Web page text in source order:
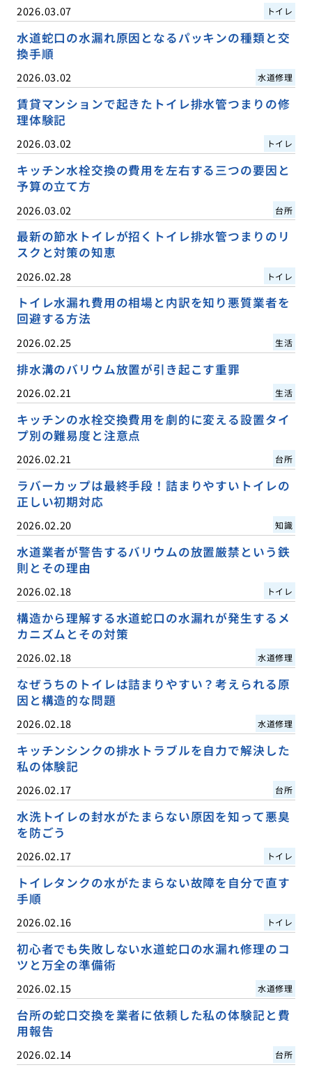
2026.03.07 トイレ
水道蛇口の水漏れ原因となるパッキンの種類と交
換手順
2026.03.02 水道修理
賃貸マンションで起きたトイレ排水管つまりの修
理体験記
2026.03.02 トイレ
キッチン水栓交換の費用を左右する三つの要因と
予算の立て方
2026.03.02 台所
最新の節水トイレが招くトイレ排水管つまりのリ
スクと対策の知恵
2026.02.28 トイレ
トイレ水漏れ費用の相場と内訳を知り悪質業者を
回避する方法
2026.02.25 生活
排水溝のバリウム放置が引き起こす重罪
2026.02.21 生活
キッチンの水栓交換費用を劇的に変える設置タイ
プ別の難易度と注意点
2026.02.21 台所
ラバーカップは最終手段！詰まりやすいトイレの
正しい初期対応
2026.02.20 知識
水道業者が警告するバリウムの放置厳禁という鉄
則とその理由
2026.02.18 トイレ
構造から理解する水道蛇口の水漏れが発生するメ
カニズムとその対策
2026.02.18 水道修理
なぜうちのトイレは詰まりやすい？考えられる原
因と構造的な問題
2026.02.18 水道修理
キッチンシンクの排水トラブルを自力で解決した
私の体験記
2026.02.17 台所
水洗トイレの封水がたまらない原因を知って悪臭
を防ごう
2026.02.17 トイレ
トイレタンクの水がたまらない故障を自分で直す
手順
2026.02.16 トイレ
初心者でも失敗しない水道蛇口の水漏れ修理のコ
ツと万全の準備術
2026.02.15 水道修理
台所の蛇口交換を業者に依頼した私の体験記と費
用報告
2026.02.14 台所